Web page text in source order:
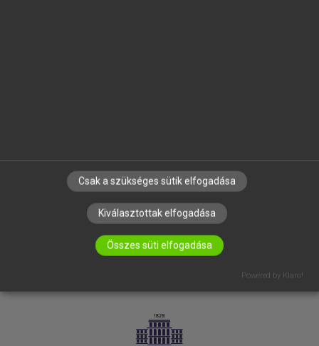
IRATKOZZ FEL HÍRLEVELÜNKRE!
Csak a szükséges sütik elfogadása
Kiválasztottak elfogadása
Összes süti elfogadása
Powered by Klaro!